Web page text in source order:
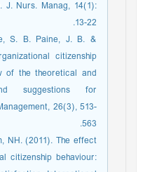
J. Nurs. Manag, 14(1):
13-22.
S. B. Paine, J. B. &
citizenship
of the theoretical and
suggestions for
26(3), 513-
563.
NH. (2011). The effect
citizenship behaviour: